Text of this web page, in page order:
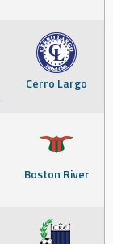
Cerro Largo
Boston River